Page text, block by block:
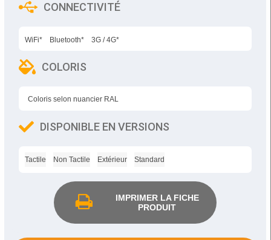
CONNECTIVITÉ
WiFi* Bluetooth* 3G / 4G*
COLORIS
Coloris selon nuancier RAL
DISPONIBLE EN VERSIONS
Tactile Non Tactile Extérieur Standard
IMPRIMER LA FICHE
PRODUIT